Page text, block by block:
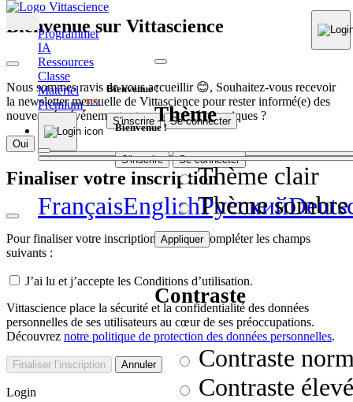
Bienvenue sur Vittascience
Nous sommes ravis de vous accueillir 😊, Souhaitez-vous recevoir
la newsletter mensuelle de Vittascience pour rester informé(e) des
nouveautés, événements et contenus pédagogiques ?
Oui
Finaliser votre inscription
Pour finaliser votre inscription, veuillez compléter les champs
suivants :
J’ai lu et j’accepte les Conditions d’utilisation.
Vittascience place la sécurité et la confidentialité des données
personnelles de ses utilisateurs au cœur de ses préoccupations.
Découvrez notre politique de protection des données personnelles.
Finaliser l’inscription Annuler
Login
Bienvenue !
S'inscrire Se connecter
Programmer
IA
Ressources
Classe
Matériel
PremiumNEW
Bienvenue !
S'inscrire Se connecter
Thème
Thème clair
Thème sombre
Appliquer
Contraste
Contraste
Contraste élevé
FrançaisEnglishPусский